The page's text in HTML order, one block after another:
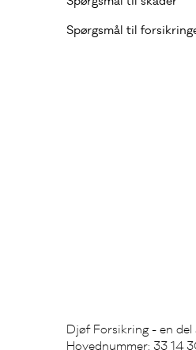
Spørgsmål til
Djøf Forsikring - en del
Hovednummer: 33 14